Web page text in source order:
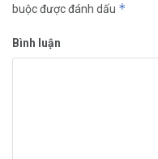
buộc được đánh dấu *
Bình luận